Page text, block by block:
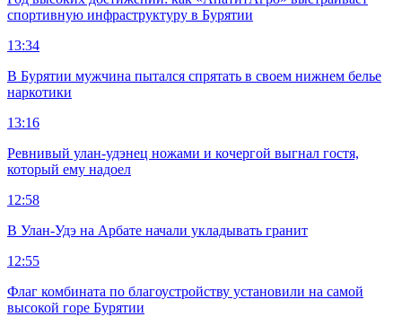
спортивную инфраструктуру в Бурятии
13:34
В Бурятии мужчина пытался спрятать в своем нижнем белье
наркотики
13:16
Ревнивый улан-удэнец ножами и кочергой выгнал гостя,
который ему надоел
12:58
В Улан-Удэ на Арбате начали укладывать гранит
12:55
Флаг комбината по благоустройству установили на самой
высокой горе Бурятии